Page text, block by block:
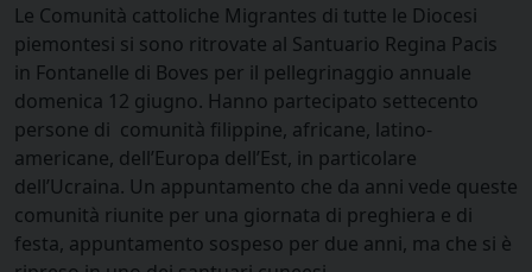
Le Comunità cattoliche Migrantes di tutte le Diocesi
piemontesi si sono ritrovate al Santuario Regina Pacis
in Fontanelle di Boves per il pellegrinaggio annuale
domenica 12 giugno. Hanno partecipato settecento
persone di comunità filippine, africane, latino-
americane, dell’Europa dell’Est, in particolare
dell’Ucraina. Un appuntamento che da anni vede queste
comunità riunite per una giornata di preghiera e di
festa, appuntamento sospeso per due anni, ma che si è